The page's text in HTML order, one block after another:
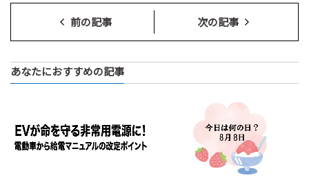
前の記事 次の記事
あなたにおすすめの記事